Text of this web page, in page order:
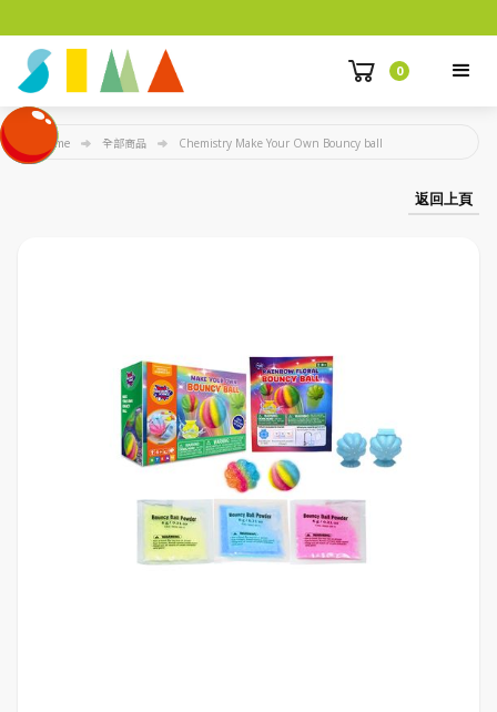
0
Home 全部商品 Chemistry Make Your Own Bouncy ball
返回上頁